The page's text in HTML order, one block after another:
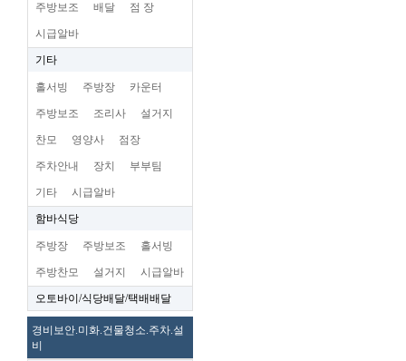
주방보조 배달 점 장
시급알바
기타
홀서빙 주방장 카운터
주방보조 조리사 설거지
찬모 영양사 점장
주차안내 장치 부부팀
기타 시급알바
함바식당
주방장 주방보조 홀서빙
주방찬모 설거지 시급알바
오토바이/식당배달/택배배달
경비보안.미화.건물청소.주차.설
비